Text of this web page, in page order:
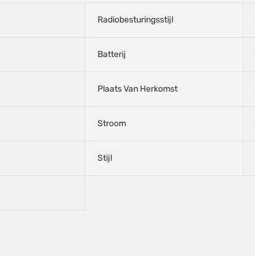
Radiobesturingsstijl
Batterij
Plaats Van Herkomst
Stroom
Stijl